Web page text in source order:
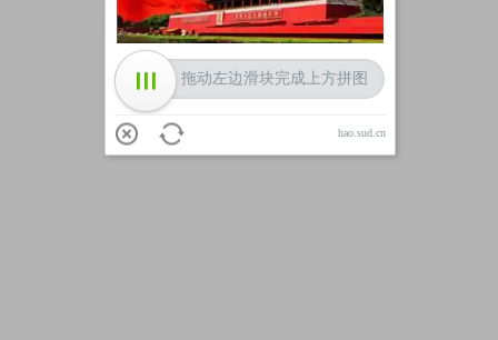
拖动左边滑块完成上方拼图
hao.sud.cn